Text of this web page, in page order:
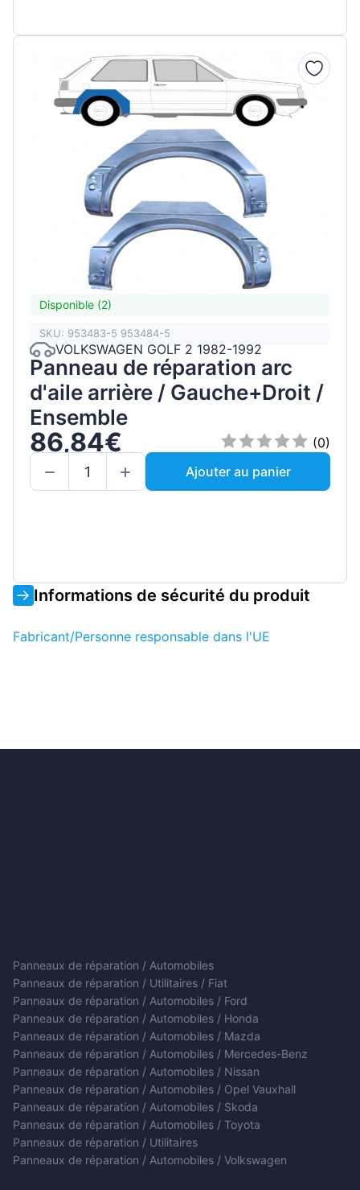
Disponible (2)
SKU: 953483-5 953484-5
VOLKSWAGEN GOLF 2 1982-1992
Panneau de réparation arc
d'aile arrière / Gauche+Droit /
Ensemble
86,84€
(0)
Ajouter au panier
Informations de sécurité du produit
Fabricant/Personne responsable dans l'UE
Panneaux de réparation / Automobiles
Panneaux de réparation / Utilitaires / Fiat
Panneaux de réparation / Automobiles / Ford
Panneaux de réparation / Automobiles / Honda
Panneaux de réparation / Automobiles / Mazda
Panneaux de réparation / Automobiles / Mercedes-Benz
Panneaux de réparation / Automobiles / Nissan
Panneaux de réparation / Automobiles / Opel Vauxhall
Panneaux de réparation / Automobiles / Skoda
Panneaux de réparation / Automobiles / Toyota
Panneaux de réparation / Utilitaires
Panneaux de réparation / Automobiles / Volkswagen